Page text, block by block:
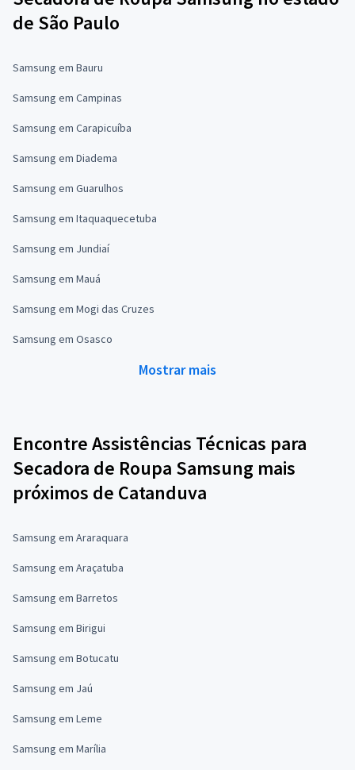
de São Paulo
Samsung em Bauru
Samsung em Campinas
Samsung em Carapicuíba
Samsung em Diadema
Samsung em Guarulhos
Samsung em Itaquaquecetuba
Samsung em Jundiaí
Samsung em Mauá
Samsung em Mogi das Cruzes
Samsung em Osasco
Mostrar mais
Encontre Assistências Técnicas para
Secadora de Roupa Samsung mais
próximos de Catanduva
Samsung em Araraquara
Samsung em Araçatuba
Samsung em Barretos
Samsung em Birigui
Samsung em Botucatu
Samsung em Jaú
Samsung em Leme
Samsung em Marília